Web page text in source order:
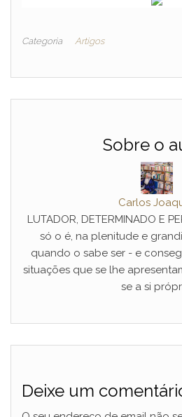
Categoria Artigos
Sobre o
Carlos
LUTADOR, DETERMINADO E
só o é, na plenitude e
quando o sabe ser - e
situações que se lhe
se a si
Deixe um